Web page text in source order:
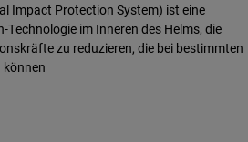
Impact Protection System) ist eine
Technologie im Inneren des Helms, die
zu reduzieren, die bei bestimmten